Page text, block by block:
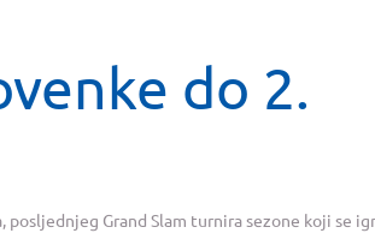
do 2.
Grand Slam turnira sezone koji se